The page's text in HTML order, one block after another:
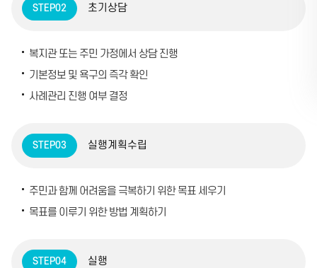
STEP02 초기상담
복지관 또는 주민 가정에서 상담 진행
기본정보 및 욕구의 즉각 확인
사례관리 진행 여부 결정
STEP03 실행계획수립
주민과 함께 어려움을 극복하기 위한 목표 세우기
목표를 이루기 위한 방법 계획하기
STEP04 실행